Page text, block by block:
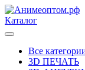
Каталог
Все
3D ПЕЧАТЬ